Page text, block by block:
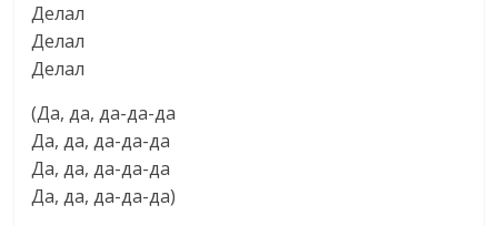
Делал
Делал
Делал
(Да, да, да-да-да
Да, да, да-да-да
Да, да, да-да-да
Да, да, да-да-да)